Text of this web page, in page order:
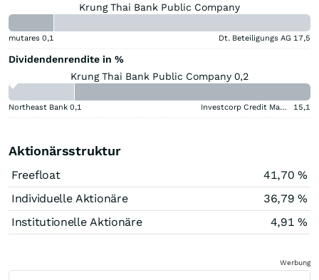
Krung Thai Bank Public Company
mutares 0,1 Dt. Beteiligungs AG 17,5
Dividendenrendite in %
Krung Thai Bank Public Company 0,2
Northeast Bank 0,1 Investcorp Credit Management BDC 15,1
Aktionärsstruktur
Freefloat
41,70 %
Individuelle Aktionäre
36,79 %
Institutionelle Aktionäre
4,91 %
Werbung